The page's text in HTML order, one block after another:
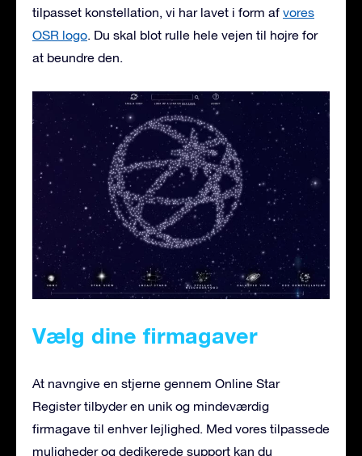
tilpasset konstellation, vi har lavet i form af vores
OSR logo. Du skal blot rulle hele vejen til højre for
at beundre den.
Vælg dine firmagaver
At navngive en stjerne gennem Online Star
Register tilbyder en unik og mindeværdig
firmagave til enhver lejlighed. Med vores tilpassede
muligheder og dedikerede support kan du